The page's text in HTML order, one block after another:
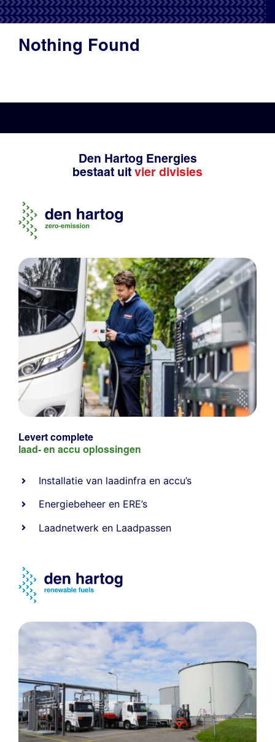
Productadvies
Nothing Found
Den Hartog Energies
bestaat uit vier divisies
Levert complete
laad- en accu oplossingen
Installatie van laadinfra en accu’s
Energiebeheer en ERE’s
Laadnetwerk en Laadpassen